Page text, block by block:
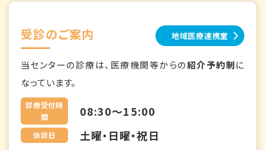
受診のご案内 地域医療連携室
当センターの診療は、医療機関等からの紹介予約制に
なっています。
診療受付時
間
08:30～15:00
休診日 土曜・日曜・祝日